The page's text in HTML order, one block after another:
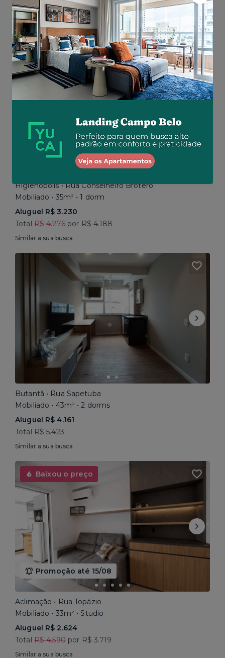
Aluguel R$ 16.192
Total R$ 22.464
Similar a sua busca
Baixou o preço
Promoção até 15/08
Higienópolis • Rua Conselheiro Brotero
Mobiliado • 35m² • 1 dorm
Aluguel R$ 3.230
Total R$ 4.276por R$ 4.188
Similar a sua busca
Butantã • Rua Sapetuba
Mobiliado • 43m² • 2 dorms
Aluguel R$ 4.161
Total R$ 5.423
Similar a sua busca
Baixou o preço
Promoção até 15/08
Aclimação • Rua Topázio
Mobiliado • 33m² • Studio
Aluguel R$ 2.624
Total R$ 4.590por R$ 3.719
Similar a sua busca